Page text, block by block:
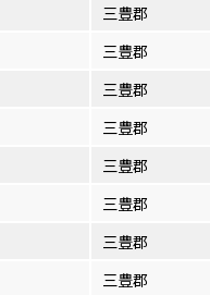
三豊郡
三豊郡
三豊郡
三豊郡
三豊郡
三豊郡
三豊郡
三豊郡